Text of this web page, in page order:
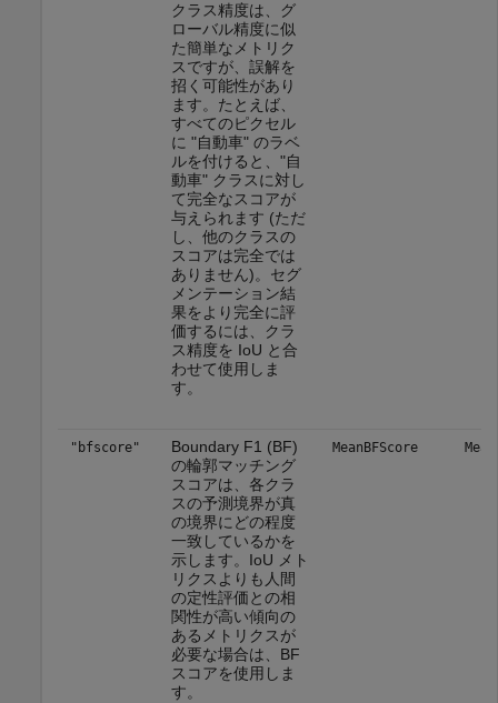
クラス精度は、グ
ローバル精度に似
た簡単なメトリク
スですが、誤解を
招く可能性があり
ます。たとえば、
すべてのピクセル
に "自動車" のラベ
ルを付けると、"自
動車" クラスに対し
て完全なスコアが
与えられます (ただ
し、他のクラスの
スコアは完全では
ありません)。セグ
メンテーション結
果をより完全に評
価するには、クラ
ス精度を IoU と合
わせて使用しま
す。
"bfscore"
Boundary F1 (BF)
の輪郭マッチング
スコアは、各クラ
スの予測境界が真
の境界にどの程度
一致しているかを
示します。IoU メト
リクスよりも人間
の定性評価との相
関性が高い傾向の
あるメトリクスが
必要な場合は、BF
スコアを使用しま
す。
MeanBFScore